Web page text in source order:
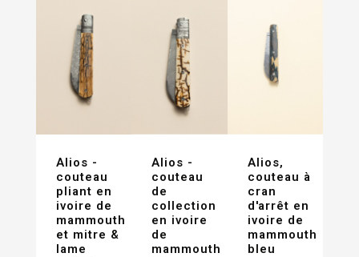
Alios -
couteau
pliant en
ivoire de
mammouth
et mitre &
lame
Alios -
couteau
de
collection
en ivoire
de
mammouth
Alios,
couteau à
cran
d'arrêt en
ivoire de
mammouth
bleu